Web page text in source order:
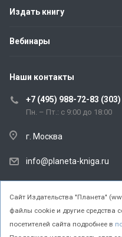
Издать книгу
Вебинары
Наши контакты
+7 (495) 988-72-83 (303)
Пн. – Пт.: с 9:00 до 18:00
г. Москва
info@planeta-kniga.ru
© 2026 Все права защищены.
Cайт Издательства "Планета"
файлы cookie и другие средства
посетителей сайта подробнее в